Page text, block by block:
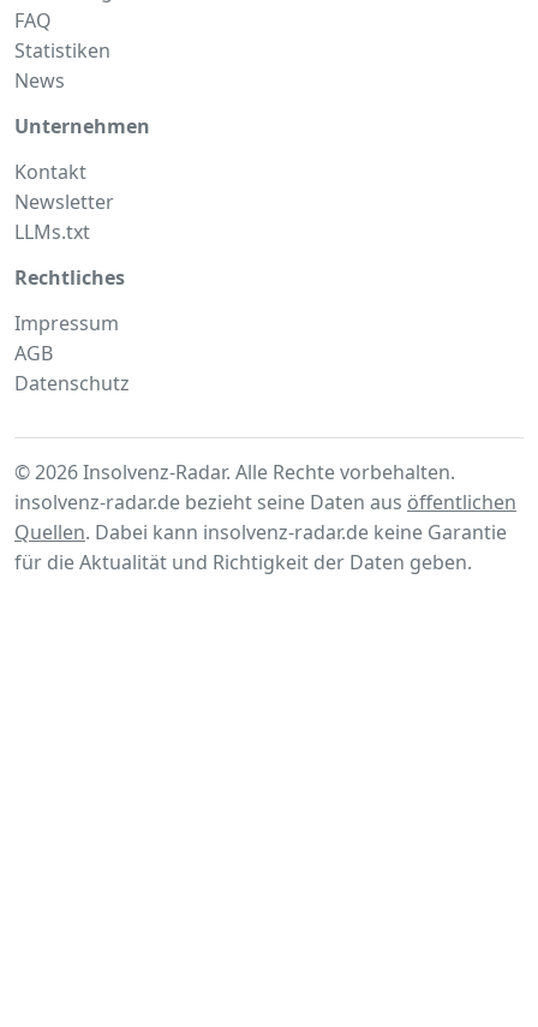
FAQ
Statistiken
News
Unternehmen
Kontakt
Newsletter
LLMs.txt
Rechtliches
Impressum
AGB
Datenschutz
© 2026 Insolvenz-Radar. Alle Rechte vorbehalten.
insolvenz-radar.de bezieht seine Daten aus öffentlichen
Quellen. Dabei kann insolvenz-radar.de keine Garantie
für die Aktualität und Richtigkeit der Daten geben.